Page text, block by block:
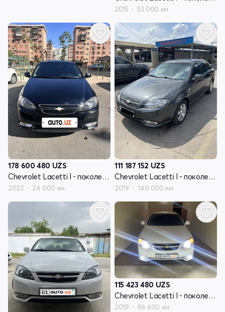
2015 53 000 км
178 600 480 UZS
Chevrolet Lacetti I - поколение рестайлинг
2023 24 000 км
111 187 152 UZS
Chevrolet Lacetti I - поколение рестайлинг
2019 140 000 км
115 423 480 UZS
Chevrolet Lacetti I - поколение рестайлинг
2019 86 600 км